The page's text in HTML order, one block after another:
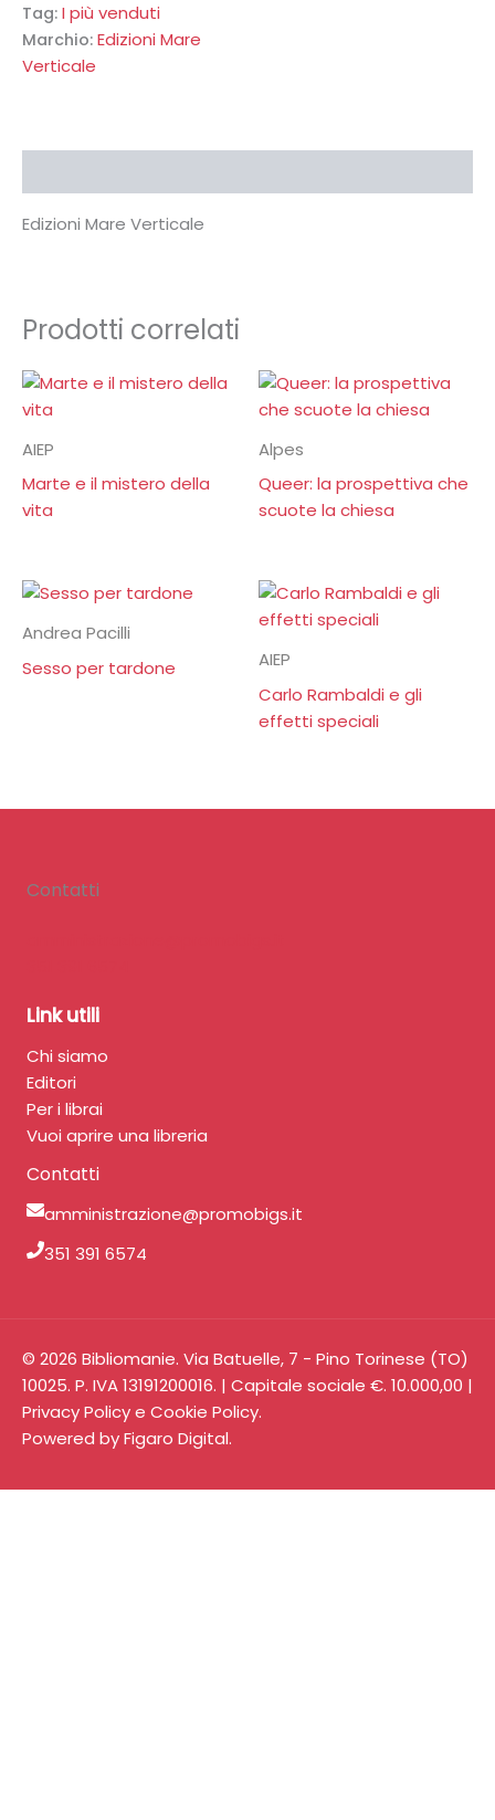
Tag: I più venduti
Marchio: Edizioni Mare
Verticale
Edizioni Mare Verticale
Prodotti correlati
AIEP
Marte e il mistero della
vita
Alpes
Queer: la prospettiva che
scuote la chiesa
Andrea Pacilli
Sesso per tardone
AIEP
Carlo Rambaldi e gli
effetti speciali
Contatti
Link utili
Chi siamo
Editori
Per i librai
Vuoi aprire una libreria
Contatti
amministrazione@promobigs.it
351 391 6574
© 2026 Bibliomanie. Via Batuelle, 7 - Pino Torinese (TO)
10025. P. IVA 13191200016. | Capitale sociale €. 10.000,00 |
Privacy Policye Cookie Policy.
Powered byFigaro Digital.